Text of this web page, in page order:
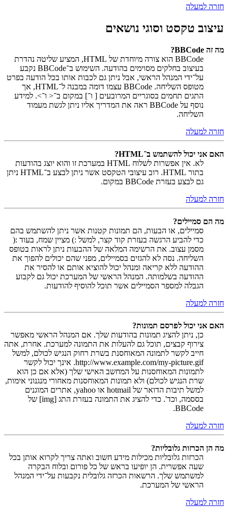
חזרה למעלה
עיצוב טקסט וסוגי נושאים
מה זה BBCode?
BBCode הוא צורה מיוחדת של HTML, המציע שליטה נהדרת
בעיצוב בחלקים מסוימים בהודעה. השימוש ב־BBCode נקבע
על־ידי המנהל הראשי, אבל ניתן גם לכבות אותו בכל הודעה בפרט
מטופס השליחה. BBCode עצמו דומה במבנה ל־HTML, אך
התגים תחמים בסוגריים המרובעים [ ו־] במקום ב־< ו־>. למידע
נוסף על BBCode ראה את המדריך אליו ניתן לגשת מעמוד
השליחה.
חזרה למעלה
האם אני יכול להשתמש ב־HTML?
לא. אין אפשרות לשלוח HTML במערכת זו והוא יוצג בהודעות
בתור HTML. רוב עיצובי הטקסט אשר ניתן לבצע ב־HTML ניתן
גם לבצע בעזרת BBCode במקום.
חזרה למעלה
מה הם סמיילים?
סמיילים, או הבעות, הם תמונות קטנות אשר ניתן להשתמש בהם
כדי להביע הרגשה בעזרת קוד קצר, למשל :) מציין שמח, בעוד :(
מסמן עצוב. את הרשימה המלאה של ההבעות ניתן לראות בטופס
השליחה. נסה לא להגזים בסמיילים, מפני שהם יכולים להפוך את
ההודעה ללא קריאה ומנהל יכול להוציא אותם או להסיר את
ההודעה בשלמותה. המנהל הראשי של המערכת יכול גם לקבוע
הגבלה למספר הסמיילים אשר תוכל להוסיף להודעות.
חזרה למעלה
האם אני יכול לפרסם תמונות?
כן, ניתן להציג תמונות בהודעות שלך. אם המנהל הראשי מאפשר
צירוף קבצים, תוכל גם להעלות את התמונה למערכת. אחרת, אתה
חייב לקשר לתמונה המאוחסנת בשרת רחוק הנגיש לכולם, למשל
http://www.example.com/my-picture.gif. אינך יכול לקשר
לתמונות המאוחסנות על המחשב האישי שלך (אלא אם כן הוא
שרת הנגיש לכולם) ולא תמונות המאוחסנות מאחורי מנגנוני אימות,
למשל תיבות הדואר של hotmail או yahoo, אתרים המוגנים
בססמה, וכד'. כדי להציג את התמונה בעזרת התג [img] של
BBCode.
חזרה למעלה
מה הן הכרזות גלובליות?
הכרזות גלובליות מכילות מידע חשוב ואתה צריך לקרוא אותן בכל
שעה אפשרית. הן יופיעו בראש של כל פורום ובלוח הבקרה
למשתמש שלך. הרשאות הכרזה גלובלית נקבעות על־ידי המנהל
הראשי של המערכת.
חזרה למעלה